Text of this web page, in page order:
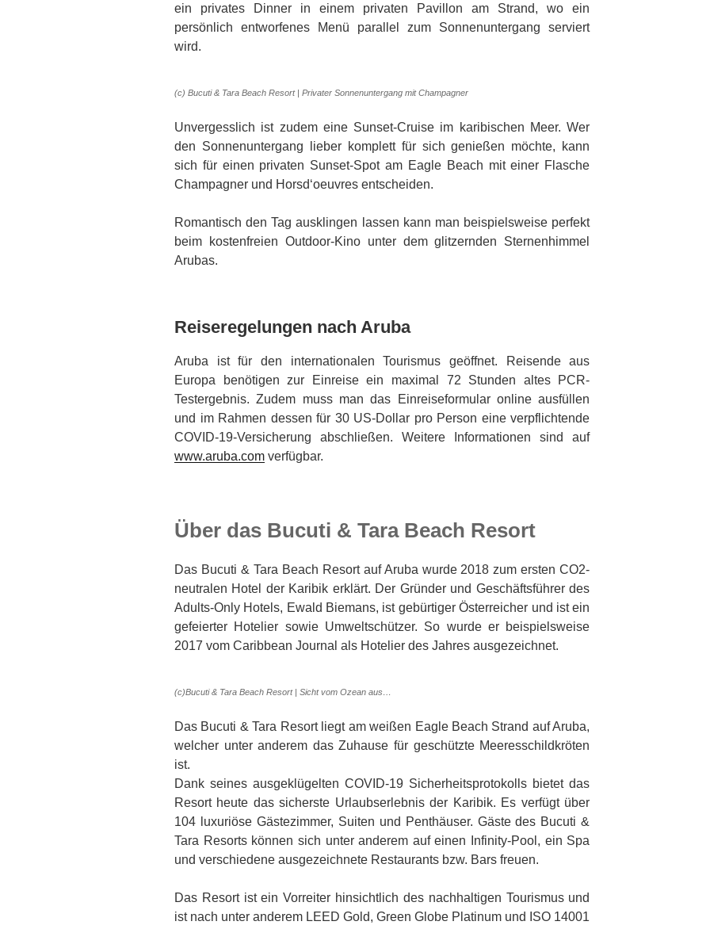
ein privates Dinner in einem privaten Pavillon am Strand, wo ein
persönlich entworfenes Menü parallel zum Sonnenuntergang serviert
wird.
(c) Bucuti & Tara Beach Resort | Privater Sonnenuntergang mit Champagner
Unvergesslich ist zudem eine Sunset-Cruise im karibischen Meer. Wer
den Sonnenuntergang lieber komplett für sich genießen möchte, kann
sich für einen privaten Sunset-Spot am Eagle Beach mit einer Flasche
Champagner und Horsd‘oeuvres entscheiden.
Romantisch den Tag ausklingen lassen kann man beispielsweise perfekt
beim kostenfreien Outdoor-Kino unter dem glitzernden Sternenhimmel
Arubas.
Reiseregelungen nach Aruba
Aruba ist für den internationalen Tourismus geöffnet. Reisende aus
Europa benötigen zur Einreise ein maximal 72 Stunden altes PCR-
Testergebnis. Zudem muss man das Einreiseformular online ausfüllen
und im Rahmen dessen für 30 US-Dollar pro Person eine verpflichtende
COVID-19-Versicherung abschließen. Weitere Informationen sind auf
www.aruba.com verfügbar.
Über das Bucuti & Tara Beach Resort
Das Bucuti & Tara Beach Resort auf Aruba wurde 2018 zum ersten CO2-
neutralen Hotel der Karibik erklärt. Der Gründer und Geschäftsführer des
Adults-Only Hotels, Ewald Biemans, ist gebürtiger Österreicher und ist ein
gefeierter Hotelier sowie Umweltschützer. So wurde er beispielsweise
2017 vom Caribbean Journal als Hotelier des Jahres ausgezeichnet.
(c)Bucuti & Tara Beach Resort | Sicht vom Ozean aus…
Das Bucuti & Tara Resort liegt am weißen Eagle Beach Strand auf Aruba,
welcher unter anderem das Zuhause für geschützte Meeresschildkröten
ist.
Dank seines ausgeklügelten COVID-19 Sicherheitsprotokolls bietet das
Resort heute das sicherste Urlaubserlebnis der Karibik. Es verfügt über
104 luxuriöse Gästezimmer, Suiten und Penthäuser. Gäste des Bucuti &
Tara Resorts können sich unter anderem auf einen Infinity-Pool, ein Spa
und verschiedene ausgezeichnete Restaurants bzw. Bars freuen.
Das Resort ist ein Vorreiter hinsichtlich des nachhaltigen Tourismus und
ist nach unter anderem LEED Gold, Green Globe Platinum und ISO 14001